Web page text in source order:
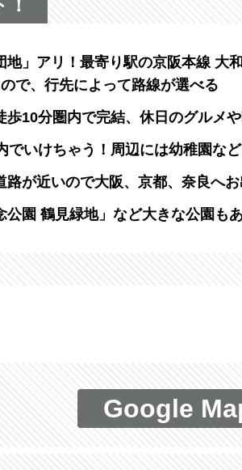
地」アリ！最寄り駅の京阪本線 大
で、⾏先によって路線が選べる
歩10分圏内で完結、休⽇のグルメ
でいけちゃう！周辺には幼稚園な
が近いので大阪、京都、奈良へ
公園 鶴⾒緑地」など⼤きな公園も
Google